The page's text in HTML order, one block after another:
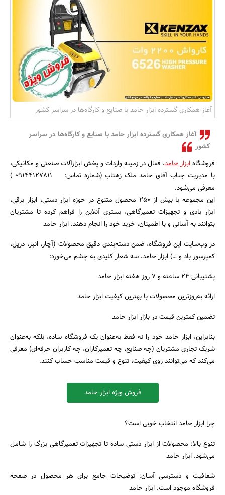
بانک، بیمه و سرمایه
مسکن و ساختمان
آغاز همکاری گسترده ابزار حامد با صنایع و کارگاه‌ها در سراسر کشور
آغاز همکاری گسترده ابزار حامد با صنایع و کارگاه‌ها در سراسر
کشور
فروشگاهابزار حامد، فعال در زمینه واردات و پخش ابزارآلات صنعتی و مکانیکی،
با مدیریت جناب آقای حامد ملک زهتاب (شماره تماس: 09144127811 )
معرفی می‌شود.
این مجموعه با بیش از ۲۵۰ محصول متنوع در حوزه ابزار دستی، ابزار برقی،
ابزار بادی و تجهیزات تعمیرگاهی، بستری آنلاین را فراهم کرده تا مشتریان
بتوانند به آسانی و با اطمینان، خرید خود را انجام دهند. ابزار حامد
در وب‌سایت این فروشگاه، ضمن دسته‌بندی دقیق محصولات (آچار، انبر، دریل،
کمپرسور باد و …) ابزار حامد، سه شعار کلیدی به چشم می‌خورد:
پشتیبانی ۲۴ ساعته و ۷ روز هفته ابزار حامد
ارائه به‌روزترین محصولات با بهترین کیفیت ابزار حامد
تضمین کمترین قیمت در بازار ابزار حامد
بنابراین، ابزار حامد خود را نه فقط به‌عنوان یک فروشگاه ساده، بلکه به‌عنوان
شریک تجاری مشتریان (چه صنایع، چه تعمیرکاران، چه کاربران حرفه‌ای) معرفی
می‌کند که می‌توانند روی کیفیت، تنوع و قیمت مناسب حساب کنند.
فروش ویژه ابزار حامد
چرا ابزار حامد انتخاب خوبی است؟
تنوع بالا: محصولات از ابزار دستی ساده تا تجهیزات تعمیرگاهی بزرگ را شامل
می‌شود. ابزار حامد
شفافیت و دسترسی آسان: توضیحات جامع برای هر محصول در صفحه
فروشگاه موجود است. ابزار حامد